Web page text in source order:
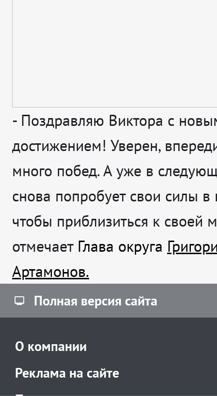
- Поздравляю Виктора с
достижением! Уверен,
много побед. А уже в
снова попробует свои силы в
чтобы приблизиться к своей
отмечает Глава округа
Артамонов.
Полная версия сайта
О компании
Реклама на сайте